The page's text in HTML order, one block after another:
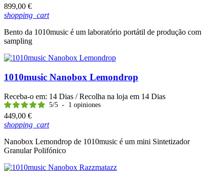
Preço
899,00 €
shopping_cart
Bento da 1010music é um laboratório portátil de produção com
sampling
1010music Nanobox Lemondrop
Receba-o em: 14 Dias / Recolha na loja em 14 Dias
5/5 - 1 opiniones
Preço
449,00 €
shopping_cart
Nanobox Lemondrop de 1010music é um mini Sintetizador
Granular Polifónico